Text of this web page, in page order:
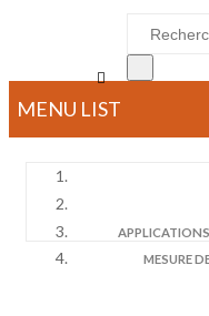

MENU LIST
MESURE